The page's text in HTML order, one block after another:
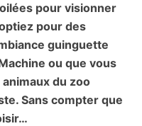
pour visionner
pour des
guinguette
ou que vous
du zoo
Sans compter que